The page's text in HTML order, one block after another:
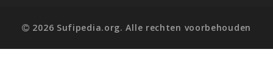
2026 Sufipedia.org. Alle rechten voorbehouden